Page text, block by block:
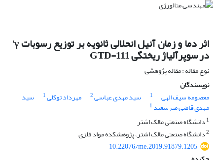
اثر دما و زمان آنیل انحلالی ثانویه بر توزیع رسوبات γ'
در سوپرآلیاژ ریختگی GTD-111
نوع مقاله : مقاله پژوهشی
نویسندگان
معصومه سیف الهی
1 سید مهدی عباسی2 مهرداد توکلی1 سید
مهدی قاضی میرسعید 1
1 دانشگاه صنعتی مالک اشتر
2دانشگاه صنعتی مالک اشتر، پژوهشکده مواد فلزی
10.22076/me.2019.91879.1205